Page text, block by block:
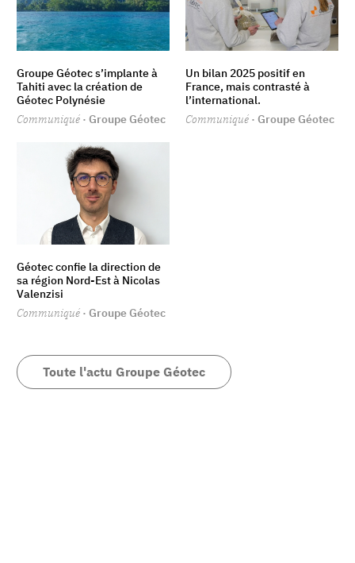
Groupe Géotec s’implante à
Tahiti avec la création de
Géotec Polynésie
Communiqué · Groupe Géotec
Un bilan 2025 positif en
France, mais contrasté à
l’international.
Communiqué · Groupe Géotec
Géotec confie la direction de
sa région Nord-Est à Nicolas
Valenzisi
Communiqué · Groupe Géotec
Toute l'actu Groupe Géotec